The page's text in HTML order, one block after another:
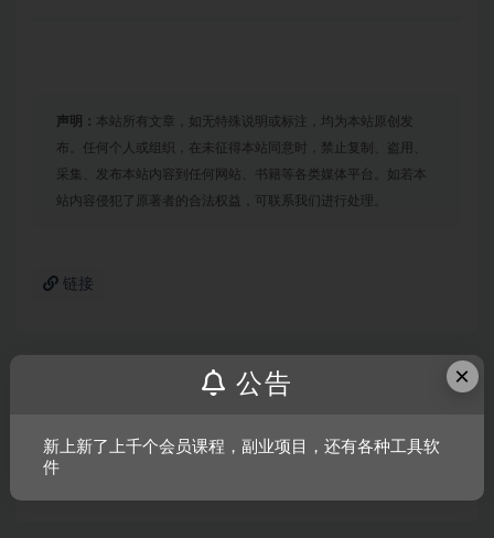
声明： 本站所有文章，如无特殊说明或标注，均为本站原创发
布。任何个人或组织，在未征得本站同意时，禁止复制、盗用、
采集、发布本站内容到任何网站、书籍等各类媒体平台。如若本
站内容侵犯了原著者的合法权益，可联系我们进行处理。
链接
上一篇
恐怖僵尸之夜/Zombie Night Terror
下一篇
×
公告
新上新了上千个会员课程，副业项目，还有各种工具软
件